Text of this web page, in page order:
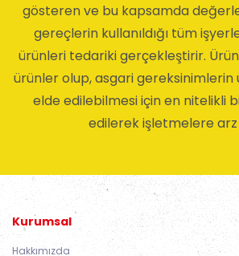
gösteren ve bu kapsamda
gereçlerin kullanıldığı tüm
ürünleri tedariki gerçekleştirir.
ürünler olup, asgari gereksinimlerin
elde edilebilmesi için en nitelikli
edilerek işletmelere arz
Kurumsal
Hakkımızda